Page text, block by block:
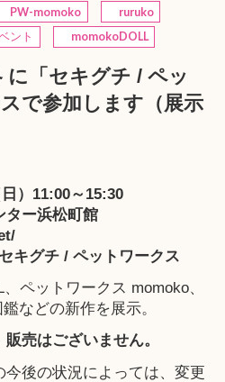
PW-momoko
ruruko
ント momokoDOLL
に「セキグチ / ペッ
で参加します（展示
）11:00～15:30
ター浜松町館
キグチ / ペットワークス
、 ペットワークス momoko、
鑑などの新作を展示。
売はございません。
後の状況によっては、変更